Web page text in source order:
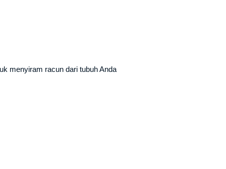
menyiram racun dari tubuh Anda